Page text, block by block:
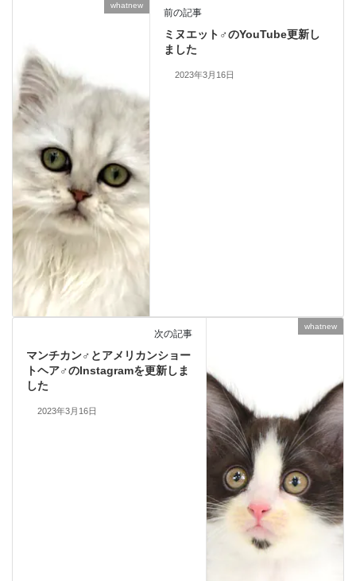
whatnew
前の記事
ミヌエット♂のYouTube更新し
ました
2023年3月16日
whatnew
次の記事
マンチカン♂とアメリカンショー
トヘア♂のInstagramを更新しま
した
2023年3月16日